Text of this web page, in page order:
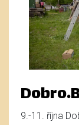
9.-11. října